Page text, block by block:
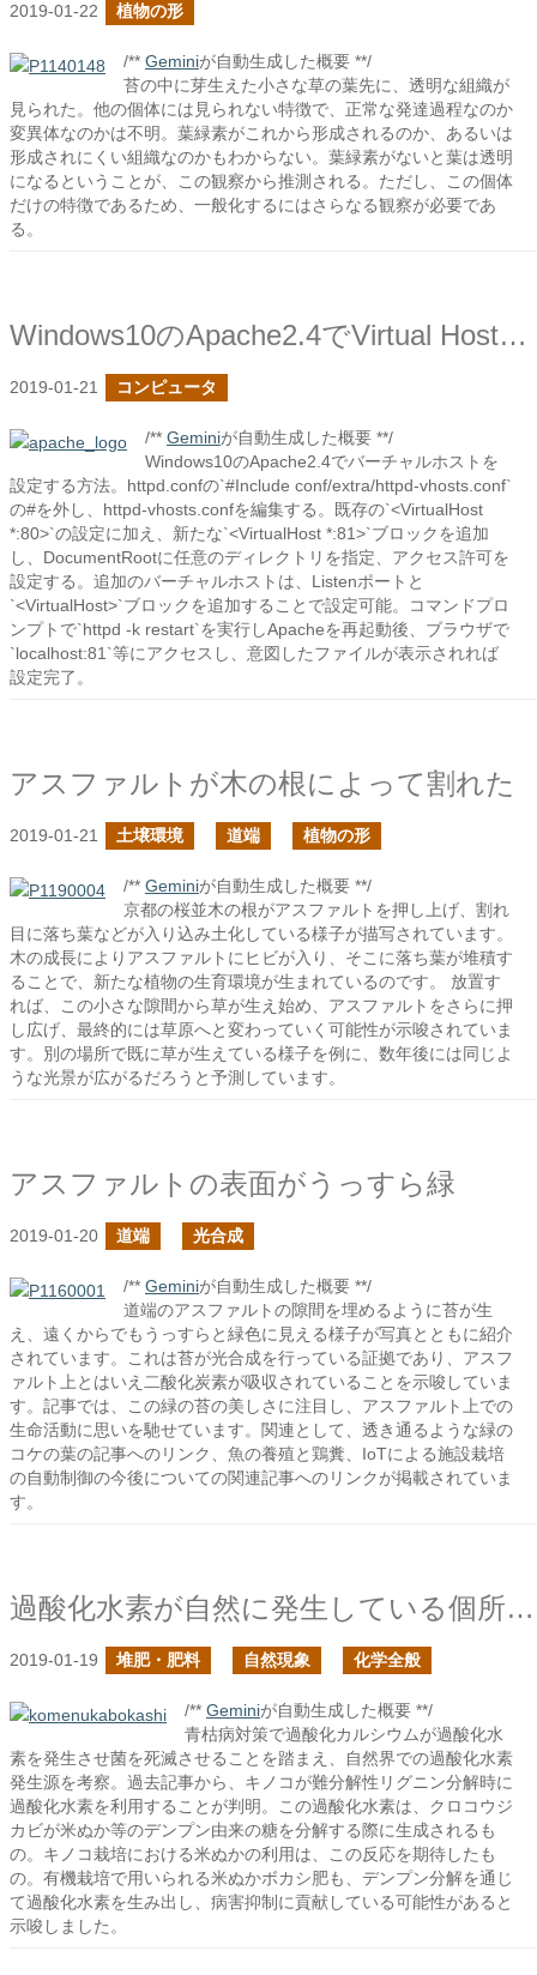
2019-01-22 植物の形
/** Geminiが自動生成した概要 **/
苔の中に芽生えた小さな草の葉先に、透明な組織が
見られた。他の個体には見られない特徴で、正常な発達過程なのか
変異体なのかは不明。葉緑素がこれから形成されるのか、あるいは
形成されにくい組織なのかもわからない。葉緑素がないと葉は透明
になるということが、この観察から推測される。ただし、この個体
だけの特徴であるため、一般化するにはさらなる観察が必要であ
る。
Windows10のApache2.4でVirtual Hostを設ける
2019-01-21 コンピュータ
/** Geminiが自動生成した概要 **/
Windows10のApache2.4でバーチャルホストを
設定する方法。httpd.confの`#Include conf/extra/httpd-vhosts.conf`
の#を外し、httpd-vhosts.confを編集する。既存の`<VirtualHost
*:80>`の設定に加え、新たな`<VirtualHost *:81>`ブロックを追加
し、DocumentRootに任意のディレクトリを指定、アクセス許可を
設定する。追加のバーチャルホストは、Listenポートと
`<VirtualHost>`ブロックを追加することで設定可能。コマンドプロ
ンプトで`httpd -k restart`を実行しApacheを再起動後、ブラウザで
`localhost:81`等にアクセスし、意図したファイルが表示されれば
設定完了。
アスファルトが木の根によって割れた
2019-01-21 土壌環境 道端 植物の形
/** Geminiが自動生成した概要 **/
京都の桜並木の根がアスファルトを押し上げ、割れ
目に落ち葉などが入り込み土化している様子が描写されています。
木の成長によりアスファルトにヒビが入り、そこに落ち葉が堆積す
ることで、新たな植物の生育環境が生まれているのです。 放置す
れば、この小さな隙間から草が生え始め、アスファルトをさらに押
し広げ、最終的には草原へと変わっていく可能性が示唆されていま
す。別の場所で既に草が生えている様子を例に、数年後には同じよ
うな光景が広がるだろうと予測しています。
アスファルトの表面がうっすら緑
2019-01-20 道端 光合成
/** Geminiが自動生成した概要 **/
道端のアスファルトの隙間を埋めるように苔が生
え、遠くからでもうっすらと緑色に見える様子が写真とともに紹介
されています。これは苔が光合成を行っている証拠であり、アスフ
ァルト上とはいえ二酸化炭素が吸収されていることを示唆していま
す。記事では、この緑の苔の美しさに注目し、アスファルト上での
生命活動に思いを馳せています。関連として、透き通るような緑の
コケの葉の記事へのリンク、魚の養殖と鶏糞、IoTによる施設栽培
の自動制御の今後についての関連記事へのリンクが掲載されていま
す。
過酸化水素が自然に発生している個所はどこだろう？
2019-01-19 堆肥・肥料 自然現象 化学全般
/** Geminiが自動生成した概要 **/
青枯病対策で過酸化カルシウムが過酸化水
素を発生させ菌を死滅させることを踏まえ、自然界での過酸化水素
発生源を考察。過去記事から、キノコが難分解性リグニン分解時に
過酸化水素を利用することが判明。この過酸化水素は、クロコウジ
カビが米ぬか等のデンプン由来の糖を分解する際に生成されるも
の。キノコ栽培における米ぬかの利用は、この反応を期待したも
の。有機栽培で用いられる米ぬかボカシ肥も、デンプン分解を通じ
て過酸化水素を生み出し、病害抑制に貢献している可能性があると
示唆しました。